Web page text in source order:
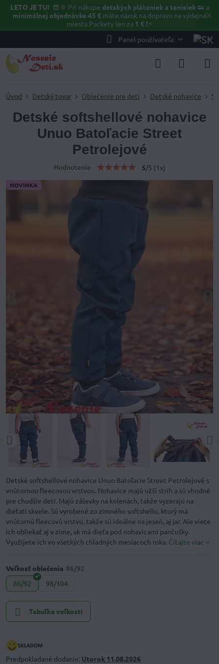
✕
LETO JE TU! 😎🌞 Pri nákupe detských pláteniek a tenisiek 👟 a
minimálnej objednávke 45 €máte nárok na dopravu na výdajné
miesta Packety len za 1 € ❗⚡️
Panel používateľa
NOVINKA
Úvod Detský tovar Oblečenie pre deti Detské nohavice
Detské softshellové nohavice
Unuo Batoľacie Street
Petrolejové
Hodnotenie 5/5 (1 x)
Detské softshellové nohavice Unuo Batoľacie Street Petrolejové s
vnútornou fleecovou vrstvou. Nohavice majú užší strih a sú vhodné
pre chudšie deti. Majú záševky na kolenách, takže vyzerajú na
dieťati skvele. Sú vyrobené zo zimného softshellu, ktorý má
vnútornú fleecovú vrstvu, takže sú ideálne na jeseň, aj jar. Ale viete
ich obliekať aj v zime, ak má dieťa pod nohavicami pančušky.
Využijete ich vo všetkých chladných mesiacoch roka. Čítajte viac
Veľkosť oblečenia
86/92
98/104
Tabuľka veľkostí
Predpokladané dodanie: Utorok 11.08.2026